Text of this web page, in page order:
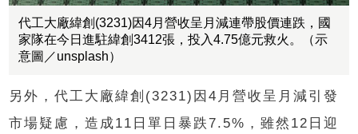
代工大廠緯創(3231)因4月營收呈月減連帶股價連跌，國
家隊在今日進駐緯創3412張，投入4.75億元救火。（示
意圖／unsplash）
另外，代工大廠緯創(3231)因4月營收呈月減引發
市場疑慮，造成11日單日暴跌7.5%，雖然12日迎